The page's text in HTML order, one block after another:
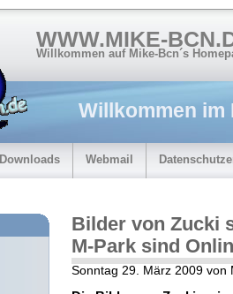
WWW.MIKE-
Willkommen auf Mike-Bcn´s
Willkommen
Downloads Webmail
Bilder von Zucki
M-Park sind
Sonntag 29. März 2009 von